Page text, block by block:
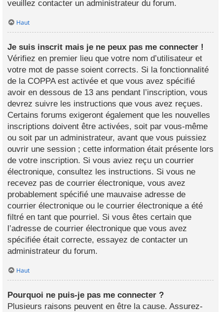
veuillez contacter un administrateur du forum.
Haut
Je suis inscrit mais je ne peux pas me connecter !
Vérifiez en premier lieu que votre nom d’utilisateur et
votre mot de passe soient corrects. Si la fonctionnalité
de la COPPA est activée et que vous avez spécifié
avoir en dessous de 13 ans pendant l’inscription, vous
devrez suivre les instructions que vous avez reçues.
Certains forums exigeront également que les nouvelles
inscriptions doivent être activées, soit par vous-même
ou soit par un administrateur, avant que vous puissiez
ouvrir une session ; cette information était présente lors
de votre inscription. Si vous aviez reçu un courrier
électronique, consultez les instructions. Si vous ne
recevez pas de courrier électronique, vous avez
probablement spécifié une mauvaise adresse de
courrier électronique ou le courrier électronique a été
filtré en tant que pourriel. Si vous êtes certain que
l’adresse de courrier électronique que vous avez
spécifiée était correcte, essayez de contacter un
administrateur du forum.
Haut
Pourquoi ne puis-je pas me connecter ?
Plusieurs raisons peuvent en être la cause. Assurez-